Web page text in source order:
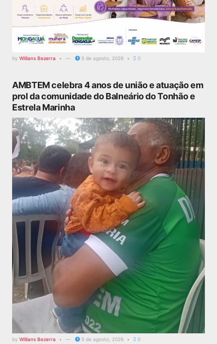
by Willians Bezerra 5 de agosto, 2026 0
AMBTEM celebra 4 anos de união e atuação em
prol da comunidade do Balneário do Tonhão e
Estrela Marinha
by Willians Bezerra 5 de agosto, 2026 0